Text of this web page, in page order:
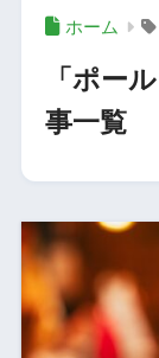
ホーム
「ポー
事一覧